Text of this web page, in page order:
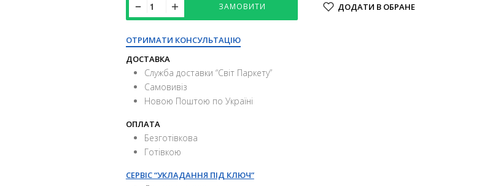
ЗАМОВИТИ ДОДАТИ В ОБРАНЕ
ОТРИМАТИ КОНСУЛЬТАЦІЮ
ДОСТАВКА
Служба доставки “Свiт Паркету”
Самовивіз
Новою Поштою по Україні
ОПЛАТА
Безготівкова
Готівкою
СЕРВІС “УКЛАДАННЯ ПІД КЛЮЧ”